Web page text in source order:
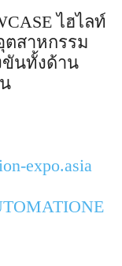
ไฮไลท์
ตสาหกรรม
ขันทั้งด้าน
expo.asia